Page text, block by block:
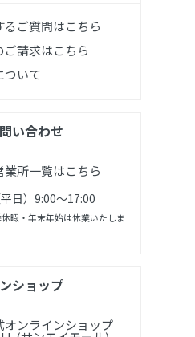
るご質問はこちら
ご請求はこちら
ついて
い合わせ
業所一覧はこちら
日）9:00～17:00
暇・年末年始は休業いたしま
ショップ
オンラインショップ